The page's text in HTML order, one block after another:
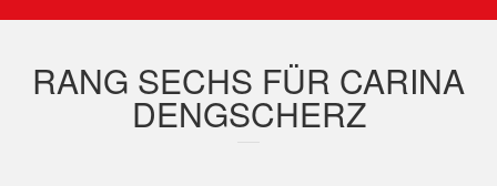
RANG SECHS FÜR CARINA
DENGSCHERZ